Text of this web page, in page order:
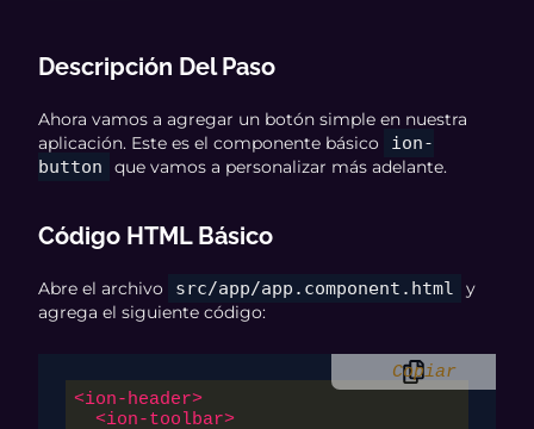
Descripción Del Paso
Ahora vamos a agregar un botón simple en nuestra
aplicación. Este es el componente básico
ion-
button
que vamos a personalizar más adelante.
Código HTML Básico
Abre el archivo src/app/app.component.html
y
agrega el siguiente código:
Copiar
<ion-header>
<ion-toolbar>